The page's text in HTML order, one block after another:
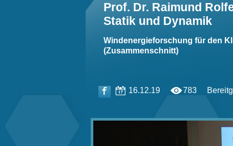
Prof. Dr. Raimund
Statik und Dynamik
Windenergieforschung für den
(Zusammenschnitt)
16.12.19 783